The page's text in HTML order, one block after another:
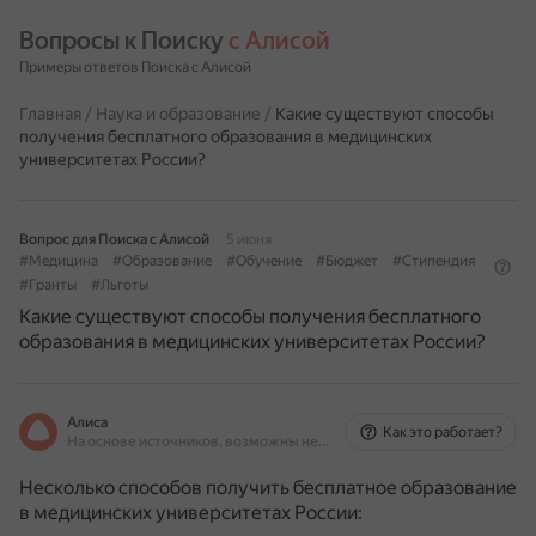
Вопросы к Поиску с Алисой
Примеры ответов Поиска с Алисой
Главная / Наука и образование / Какие существуют способы
получения бесплатного образования в медицинских
университетах России?
Вопрос для Поиска с Алисой
5 июня
#Медицина
#Образование #Обучение #Бюджет
#Стипендия
#Гранты
#Льготы
Какие существуют способы получения бесплатного
образования в медицинских университетах России?
Алиса
На основе источников, возможны неточности
Как это работает?
Несколько способов получить бесплатное образование
в медицинских университетах России: